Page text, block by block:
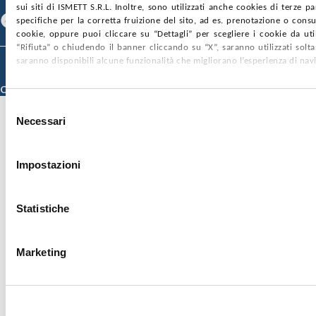
sui siti di ISMETT S.R.L. Inoltre, sono utilizzati anche cookies di terze
specifiche per la corretta fruizione del sito, ad es. prenotazione o
cookie, oppure puoi cliccare su “Dettagli” per scegliere i cookie da
“Rifiuta” o chiudendo il banner cliccando su “X”, saranno utilizzati
saranno disponibili alcune funzionalità che migliorano l’esperienza di
delNecessari
Impostazioni
Statistiche
Marketing
Facebook Linkedin Youtube
© 2026 ISMETT (Istituto Mediterraneo per i Trapianti e Terapie ad Alta
Credits